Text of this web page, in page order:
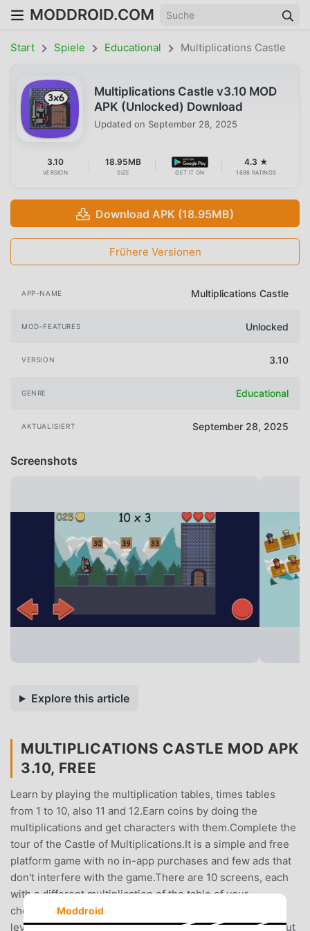
MODDROID.COM
Start Spiele Educational Multiplications Castle
Multiplications Castle v3.10 MOD
APK (Unlocked) Download
Updated on September 28, 2025
3.10
VERSION
18.95MB
SIZE GET IT ON
4.3 ★
1698 RATINGS
Download APK (18.95MB)
Frühere Versionen
APP-NAME Multiplications Castle
MOD-FEATURES Unlocked
VERSION 3.10
GENRE Educational
AKTUALISIERT September 28, 2025
Screenshots
Explore this article
MULTIPLICATIONS CASTLE MOD APK
3.10, FREE
Learn by playing the multiplication tables, times tables
from 1 to 10, also 11 and 12.Earn coins by doing the
multiplications and get characters with them.Complete the
tour of the Castle of Multiplications.It is a simple and free
platform game with no in-app purchases and few ads that
don't interfere with the game.There are 10 screens, each
with a different multiplication of the table of your
choice.Many characters to choose from and 3 difficulty
levels of the course.You can choose an easy route without
Moddroid